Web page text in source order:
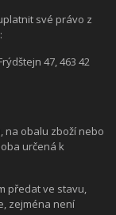
své právo z
47, 463 42
na obalu zboží nebo
určená k
předat ve stavu,
zejména není